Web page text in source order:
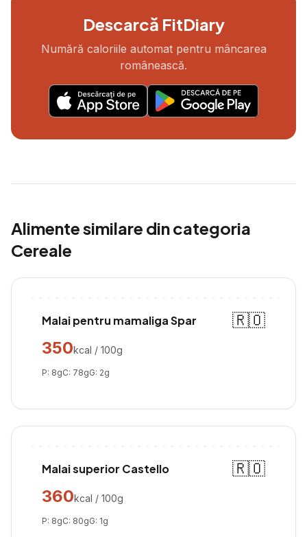
Descarcă FitDiary
Numără caloriile automat pentru mâncarea
românească.
Alimente similare din categoria
Cereale
Malai pentru mamaliga Spar
🇷🇴
350kcal / 100g
P: 8gC: 78gG: 2g
Malai superior Castello
🇷🇴
360kcal / 100g
P: 8gC: 80gG: 1g